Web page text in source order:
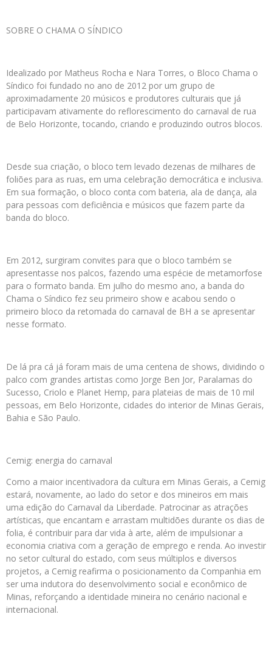
SOBRE O CHAMA O SÍNDICO
Idealizado por Matheus Rocha e Nara Torres, o Bloco Chama o
Síndico foi fundado no ano de 2012 por um grupo de
aproximadamente 20 músicos e produtores culturais que já
participavam ativamente do reflorescimento do carnaval de rua
de Belo Horizonte, tocando, criando e produzindo outros blocos.
Desde sua criação, o bloco tem levado dezenas de milhares de
foliões para as ruas, em uma celebração democrática e inclusiva.
Em sua formação, o bloco conta com bateria, ala de dança, ala
para pessoas com deficiência e músicos que fazem parte da
banda do bloco.
Em 2012, surgiram convites para que o bloco também se
apresentasse nos palcos, fazendo uma espécie de metamorfose
para o formato banda. Em julho do mesmo ano, a banda do
Chama o Síndico fez seu primeiro show e acabou sendo o
primeiro bloco da retomada do carnaval de BH a se apresentar
nesse formato.
De lá pra cá já foram mais de uma centena de shows, dividindo o
palco com grandes artistas como Jorge Ben Jor, Paralamas do
Sucesso, Criolo e Planet Hemp, para plateias de mais de 10 mil
pessoas, em Belo Horizonte, cidades do interior de Minas Gerais,
Bahia e São Paulo.
Cemig: energia do carnaval
Como a maior incentivadora da cultura em Minas Gerais, a Cemig
estará, novamente, ao lado do setor e dos mineiros em mais
uma edição do Carnaval da Liberdade. Patrocinar as atrações
artísticas, que encantam e arrastam multidões durante os dias de
folia, é contribuir para dar vida à arte, além de impulsionar a
economia criativa com a geração de emprego e renda. Ao investir
no setor cultural do estado, com seus múltiplos e diversos
projetos, a Cemig reafirma o posicionamento da Companhia em
ser uma indutora do desenvolvimento social e econômico de
Minas, reforçando a identidade mineira no cenário nacional e
internacional.